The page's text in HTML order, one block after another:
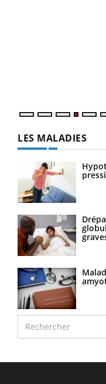
LES MALADIES